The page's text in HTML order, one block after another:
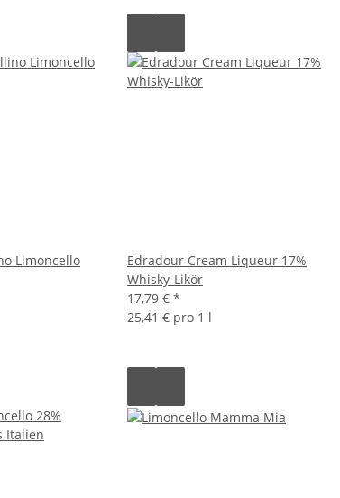
Limoncello
Edradour Cream Liqueur 17%
Whisky-Likör
17,79 € *
25,41 € pro 1 l